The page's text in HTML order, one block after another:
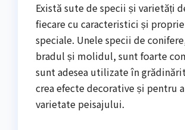
Există sute de specii și varietăți
fiecare cu caracteristici și
speciale. Unele specii de
bradul și molidul, sunt foarte
sunt adesea utilizate în
crea efecte decorative și pentru
varietate peisajului.